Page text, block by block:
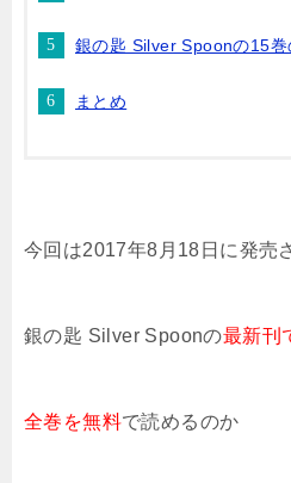
銀の匙 Silver Spoonの15巻
まとめ
今回は2017年8月18日に発売
銀の匙 Silver Spoonの最新刊
全巻を無料で読めるのか